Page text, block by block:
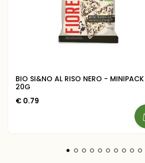
BIO SI&NO AL RISO NERO - MINIPACK
20G
€ 0.79